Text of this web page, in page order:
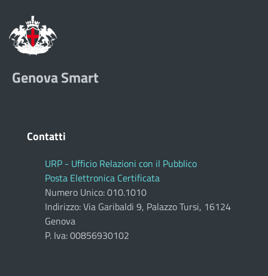
Genova Smart
Contatti
URP - Ufficio Relazioni con il Pubblico
Posta Elettronica Certificata
Numero Unico: 010.1010
Indirizzo: Via Garibaldi 9, Palazzo Tursi, 16124
Genova
P. Iva: 00856930102